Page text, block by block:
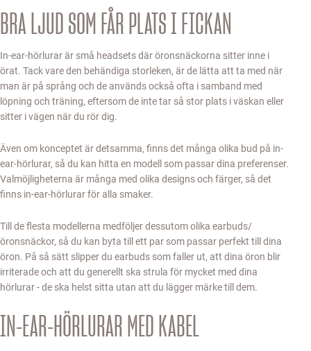
BRA LJUD SOM FÅR PLATS I FICKAN
In-ear-hörlurar är små headsets där öronsnäckorna sitter inne i
örat. Tack vare den behändiga storleken, är de lätta att ta med när
man är på språng och de används också ofta i samband med
löpning och träning, eftersom de inte tar så stor plats i väskan eller
sitter i vägen när du rör dig.
Även om konceptet är detsamma, finns det många olika bud på in-
ear-hörlurar, så du kan hitta en modell som passar dina preferenser.
Valmöjligheterna är många med olika designs och färger, så det
finns in-ear-hörlurar för alla smaker.
Till de flesta modellerna medföljer dessutom olika earbuds/
öronsnäckor, så du kan byta till ett par som passar perfekt till dina
öron. På så sätt slipper du earbuds som faller ut, att dina öron blir
irriterade och att du generellt ska strula för mycket med dina
hörlurar - de ska helst sitta utan att du lägger märke till dem.
IN-EAR-HÖRLURAR MED KABEL